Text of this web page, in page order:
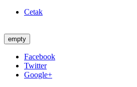
Cetak
empty
Facebook
Twitter
Google+